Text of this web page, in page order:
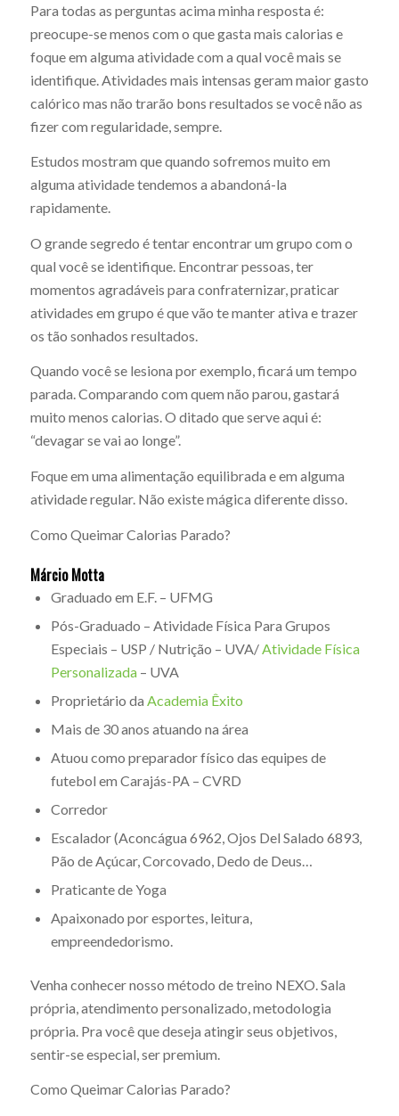
Para todas as perguntas acima minha resposta é:
preocupe-se menos com o que gasta mais calorias e
foque em alguma atividade com a qual você mais se
identifique. Atividades mais intensas geram maior gasto
calórico mas não trarão bons resultados se você não as
fizer com regularidade, sempre.
Estudos mostram que quando sofremos muito em
alguma atividade tendemos a abandoná-la
rapidamente.
O grande segredo é tentar encontrar um grupo com o
qual você se identifique. Encontrar pessoas, ter
momentos agradáveis para confraternizar, praticar
atividades em grupo é que vão te manter ativa e trazer
os tão sonhados resultados.
Quando você se lesiona por exemplo, ficará um tempo
parada. Comparando com quem não parou, gastará
muito menos calorias. O ditado que serve aqui é:
“devagar se vai ao longe”.
Foque em uma alimentação equilibrada e em alguma
atividade regular. Não existe mágica diferente disso.
Como Queimar Calorias Parado?
Márcio Motta
Graduado em E.F. – UFMG
Pós-Graduado – Atividade Física Para Grupos
Especiais – USP / Nutrição – UVA/ Atividade Física
Personalizada– UVA
Proprietário da Academia Êxito
Mais de 30 anos atuando na área
Atuou como preparador físico das equipes de
futebol em Carajás-PA – CVRD
Corredor
Escalador (Aconcágua 6962, Ojos Del Salado 6893,
Pão de Açúcar, Corcovado, Dedo de Deus…
Praticante de Yoga
Apaixonado por esportes, leitura,
empreendedorismo.
Venha conhecer nosso método de treino NEXO. Sala
própria, atendimento personalizado, metodologia
própria. Pra você que deseja atingir seus objetivos,
sentir-se especial, ser premium.
Como Queimar Calorias Parado?